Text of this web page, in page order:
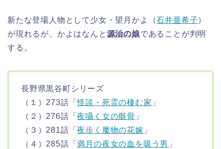
新たな登場人物として少女・望月かよ（石井亜希子）
が現れるが、かよはなんと 源治の娘であることが判明
する。
長野県黒谷町シリーズ
（１）273話「怪談・死霊の棲む家 」
（２）276話「夜囁く女の骸骨 」
（３）281話「夜歩く魔物の花嫁 」
（４）285話「満月の夜女の血を吸う男 」